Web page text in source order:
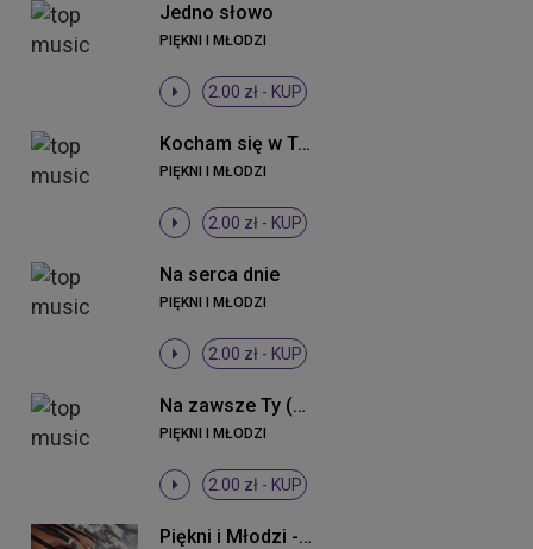
Jedno słowo
PIĘKNI I MŁODZI
2.00 zł - KUP
Kocham się w Tobie
PIĘKNI I MŁODZI
2.00 zł - KUP
Na serca dnie
PIĘKNI I MŁODZI
2.00 zł - KUP
Na zawsze Ty (Radio Edit)
PIĘKNI I MŁODZI
2.00 zł - KUP
Piękni i Młodzi - Nie mów że (Radio Edit)